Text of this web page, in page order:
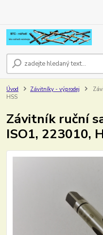
Úvod Závitníky - výprodej
HSS
Závitník ruční
ISO1, 223010,